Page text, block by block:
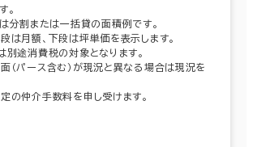
。
分割または一括貸の面積例です。
は月額、下段は坪単価を表示します。
別途消費税の対象となります。
（パース含む）が現況と異なる場合は現況を
の仲介手数料を申し受けます。